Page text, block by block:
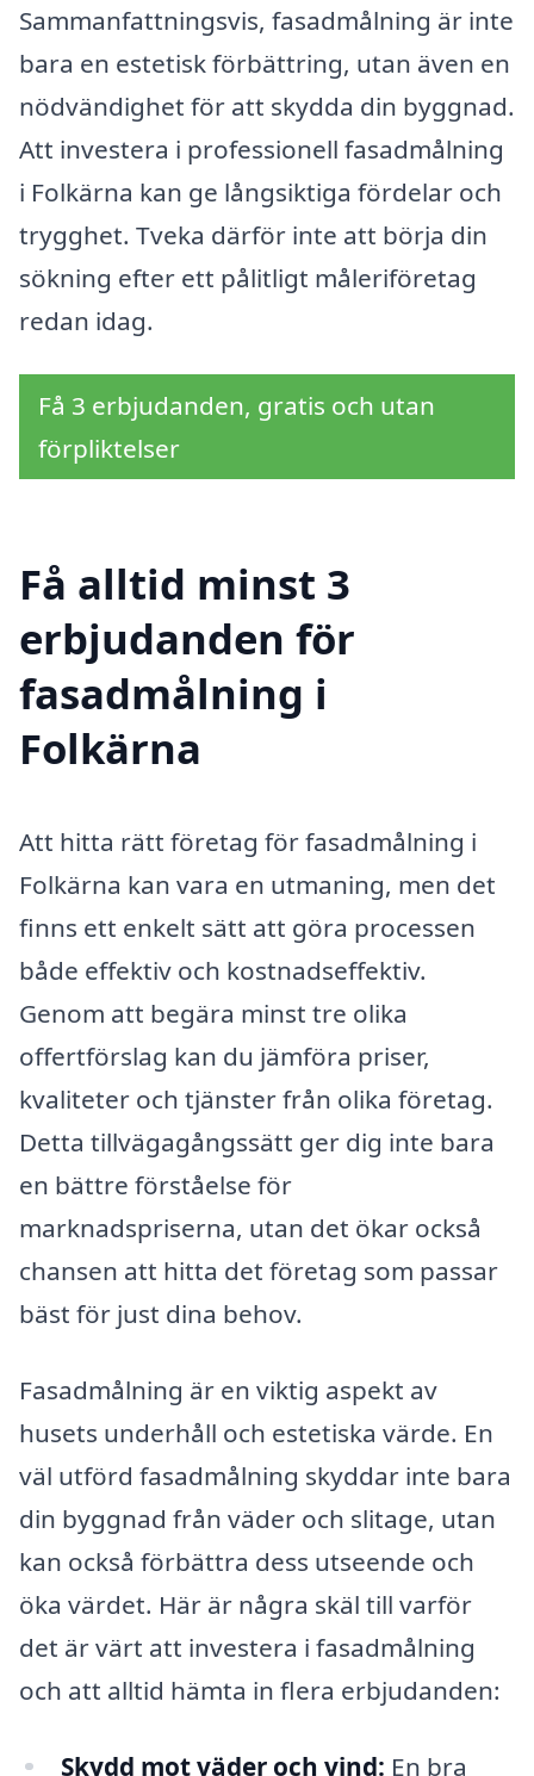
Sammanfattningsvis, fasadmålning är inte
bara en estetisk förbättring, utan även en
nödvändighet för att skydda din byggnad.
Att investera i professionell fasadmålning
i Folkärna kan ge långsiktiga fördelar och
trygghet. Tveka därför inte att börja din
sökning efter ett pålitligt måleriföretag
redan idag.
Få 3 erbjudanden, gratis och utan
förpliktelser
Få alltid minst 3
erbjudanden för
fasadmålning i
Folkärna
Att hitta rätt företag för fasadmålning i
Folkärna kan vara en utmaning, men det
finns ett enkelt sätt att göra processen
både effektiv och kostnadseffektiv.
Genom att begära minst tre olika
offertförslag kan du jämföra priser,
kvaliteter och tjänster från olika företag.
Detta tillvägagångssätt ger dig inte bara
en bättre förståelse för
marknadspriserna, utan det ökar också
chansen att hitta det företag som passar
bäst för just dina behov.
Fasadmålning är en viktig aspekt av
husets underhåll och estetiska värde. En
väl utförd fasadmålning skyddar inte bara
din byggnad från väder och slitage, utan
kan också förbättra dess utseende och
öka värdet. Här är några skäl till varför
det är värt att investera i fasadmålning
och att alltid hämta in flera erbjudanden:
Skydd mot väder och vind: En bra